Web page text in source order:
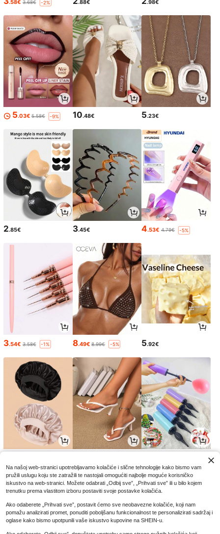
.58€ 3.68€ -2% .88€ .98€
5.03€ 5.58€ -9% 10.48€ 5.23€
2.85€ 3.45€ 4.53€ 4.79€ -5%
3.54€ 3.58€ -1% 8.49€ 8.99€ -5% 5.92€
Na našoj web-stranici upotrebljavamo kolačiće i slične tehnologije kako bismo vam
pružili uslugu koju ste zatražili te nastojali omogućiti najbolje moguće korisničko
iskustvo na web-stranici. Možete odabrati „Odbij sve”, „Prihvati sve” ili u bilo kojem
trenutku prema vlastitom izboru postaviti svoje postavke kolačića.
Ako odaberete „Prihvati sve”, postavit ćemo sve neobavezne kolačiće, koji nam
pomažu analizirati promet, ponuditi poboljšanu funkcionalnost te personalizirati sadržaj i
oglase kako bismo upotpunili vaše iskustvo kupovine na SHEIN-u.